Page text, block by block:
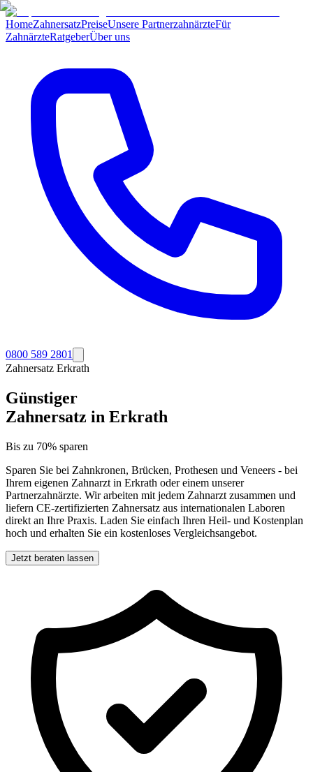
HomeZahnersatzPreiseUnsere PartnerzahnärzteFür
ZahnärzteRatgeberÜber uns
0800 589 2801
Zahnersatz Erkrath
Günstiger
Zahnersatz in Erkrath
Bis zu 70% sparen
Sparen Sie bei Zahnkronen, Brücken, Prothesen und Veneers - bei
Ihrem eigenen Zahnarzt in Erkrath oder einem unserer
Partnerzahnärzte. Wir arbeiten mit jedem Zahnarzt zusammen und
liefern CE-zertifizierten Zahnersatz aus internationalen Laboren
direkt an Ihre Praxis. Laden Sie einfach Ihren Heil- und Kostenplan
hoch und erhalten Sie ein kostenloses Vergleichsangebot.
Jetzt beraten lassen